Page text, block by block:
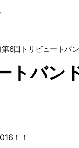
第6回トリビュートバ
トバン
！！